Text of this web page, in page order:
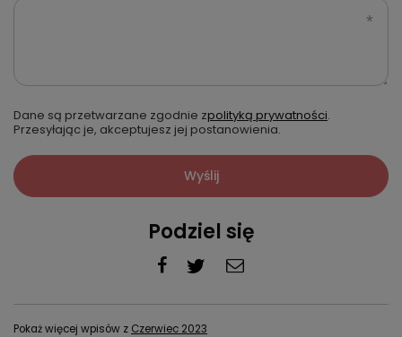
Dane są przetwarzane zgodnie zpolityką prywatności.
Przesyłając je, akceptujesz jej postanowienia.
Wyślij
Podziel się
Pokaż więcej wpisów z Czerwiec 2023